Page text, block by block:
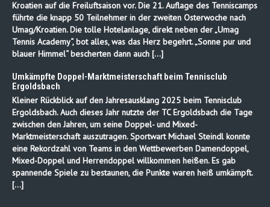
Kroatien auf die Freiluftsaison vor. Die 21. Auflage des Tenniscamps
führte die knapp 50 Teilnehmer in der zweiten Osterwoche nach
Umag/Kroatien. Die tolle Hotelanlage, direkt neben der „Umag
Tennis Academy“, bot alles, was das Herz begehrt. „Sonne pur und
blauer Himmel“ bescherten dann auch […]
Umkämpfte Doppel-Marktmeisterschaft beim Tennisclub
Ergoldsbach
Kleiner Rückblick auf den Jahresausklang 2025 beim Tennisclub
Ergoldsbach. Auch dieses Jahr nutzte der TC Ergoldsbach die Tage
zwischen den Jahren, um seine Doppel- und Mixed-
Marktmeisterschaft auszutragen. Sportwart Michael Steindl konnte
eine Rekordzahl von Teams in den Wettbewerben Damendoppel,
Mixed-Doppel und Herrendoppel willkommen heißen. Es gab
spannende Spiele zu bestaunen, die Punkte waren heiß umkämpft.
[…]